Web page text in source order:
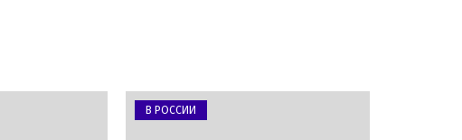
В РОССИИ